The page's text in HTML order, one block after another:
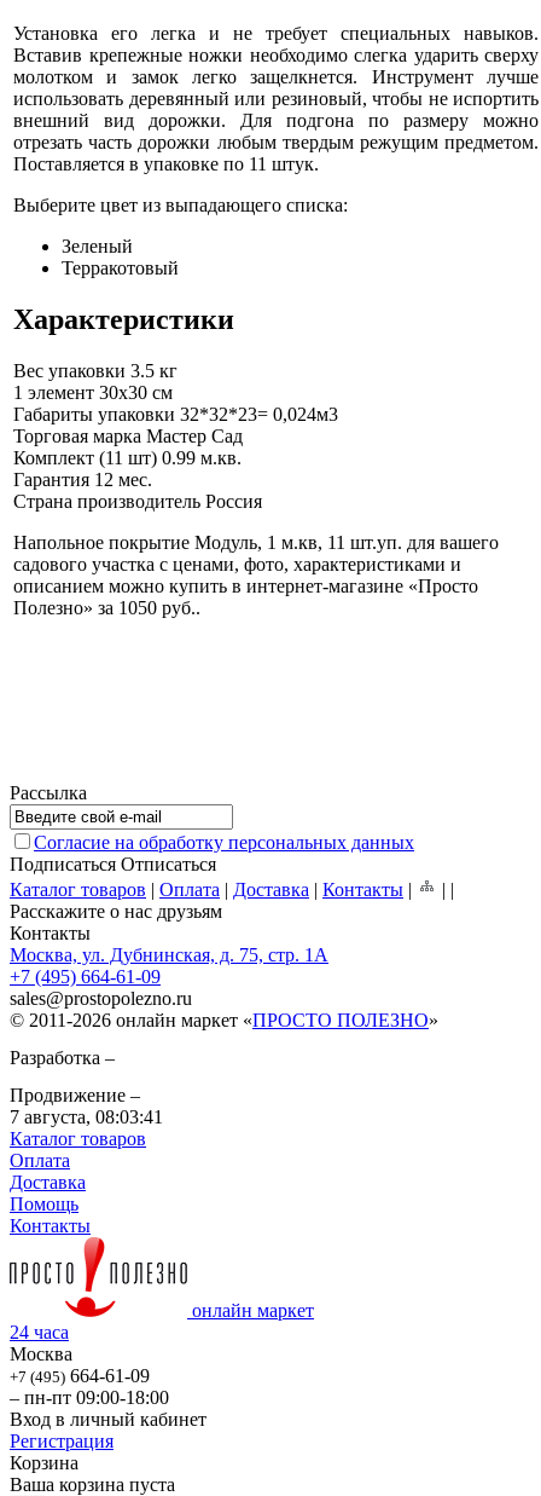
Установка его легка и не требует специальных навыков.
Вставив крепежные ножки необходимо слегка ударить сверху
молотком и замок легко защелкнется. Инструмент лучше
использовать деревянный или резиновый, чтобы не испортить
внешний вид дорожки. Для подгона по размеру можно
отрезать часть дорожки любым твердым режущим предметом.
Поставляется в упаковке по 11 штук.
Выберите цвет из выпадающего списка:
Зеленый
Терракотовый
Характеристики
Вес упаковки 3.5 кг
1 элемент 30x30 см
Габариты упаковки 32*32*23= 0,024м3
Торговая марка Мастер Сад
Комплект (11 шт) 0.99 м.кв.
Гарантия 12 мес.
Страна производитель Россия
Напольное покрытие Модуль, 1 м.кв, 11 шт.уп. для вашего
садового участка с ценами, фото, характеристиками и
описанием можно купить в интернет-магазине «Просто
Полезно» за 1050 руб..
Рассылка
Согласие на обработку персональных данных
Подписаться Отписаться
Каталог товаров | Оплата | Доставка | Контакты | | |
Расскажите о нас друзьям
Контакты
Москва, ул. Дубнинская, д. 75, стр. 1А
+7 (495) 664-61-09
sales@prostopolezno.ru
© 2011-2026 онлайн маркет «ПРОСТО ПОЛЕЗНО»
Разработка –
Продвижение –
7 августа, 08:03:41
Каталог товаров
Оплата
Доставка
Помощь
Контакты
онлайн маркет
24 часа
Москва
+7 (495) 664-61-09
– пн-пт 09:00-18:00
Вход в личный кабинет
Регистрация
Корзина
Ваша корзина пуста